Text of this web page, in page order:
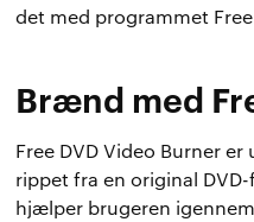
det med programmet
Brænd med
Free DVD Video Burner
rippet fra en original
hjælper brugeren